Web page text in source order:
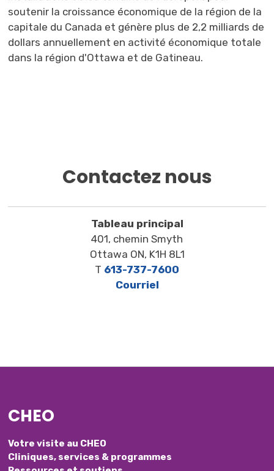
soutenir la croissance économique de la région de la
capitale du Canada et génère plus de 2,2 milliards de
dollars annuellement en activité économique totale
dans la région d'Ottawa et de Gatineau.
Contactez nous
Tableau principal
401, chemin Smyth
Ottawa ON, K1H 8L1
T 613-737-7600
Courriel
CHEO
Votre visite au CHEO
Cliniques, services & programmes